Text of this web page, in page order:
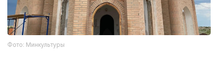
Фото: Минкультуры